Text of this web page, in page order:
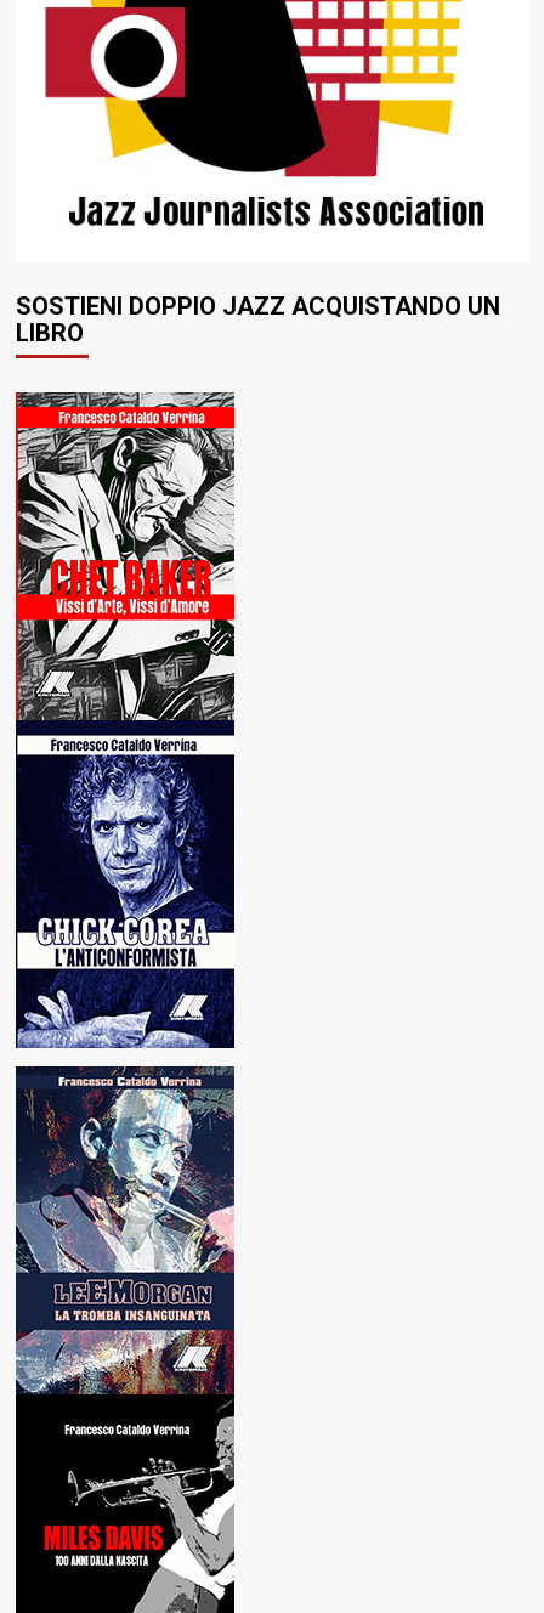
SOSTIENI DOPPIO JAZZ ACQUISTANDO UN
LIBRO